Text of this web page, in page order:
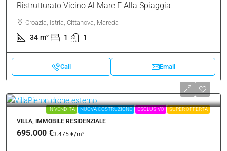
Ristrutturato Vicino Al Mare E Alla Spiaggia
Croazia, Istria, Cittanova, Mareda
34 m² 1 1
Call Email
IN VENDITA NUOVA COSTRUZIONE ESCLUSIVO SUPER OFFERTA
VILLA, IMMOBILE RESIDENZIALE
695.000 €3.475 €/m²